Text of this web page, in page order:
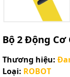
Bộ 2 Động
Thương hiệu:
Loại: ROBOT